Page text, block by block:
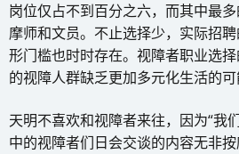
岗位仅占不到百分之六，而其中最
摩师和文员。不止选择少，实际招
形门槛也时时存在。视障者职业选
的视障人群缺乏更加多元化生活的可
天明不喜欢和视障者来往，因为“我
中的视障者们日会交谈的内容无非